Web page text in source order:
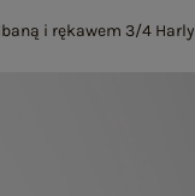
i rękawem 3/4 Harly